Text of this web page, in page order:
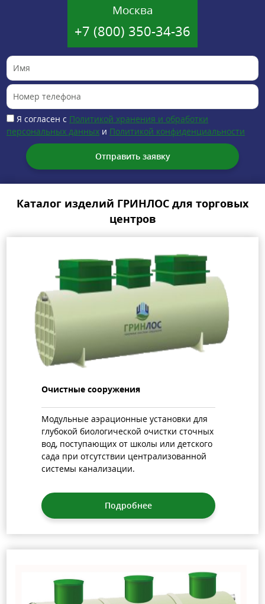
Москва
+7 (800) 350-34-36
Я согласен с Политикой хранения и обработки
персональных данных и Политикой конфиденциальности
Каталог изделий ГРИНЛОС для торговых
центров
Очистные сооружения
Модульные аэрационные установки для
глубокой биологической очистки сточных
вод, поступающих от школы или детского
сада при отсутствии централизованной
системы канализации.
Подробнее